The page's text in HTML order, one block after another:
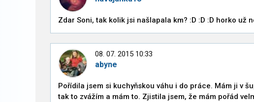
Zdar Soni, tak kolik jsi našlapala km? :D :D :D horko už
08. 07. 2015 10:33
abyne
Pořídila jsem si kuchyňskou váhu i do práce. Mám ji v
tak to zvážím a mám to. Zjistila jsem, že mám pořád